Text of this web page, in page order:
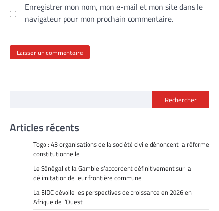
Enregistrer mon nom, mon e-mail et mon site dans le
navigateur pour mon prochain commentaire.
Rechercher
Articles récents
Togo : 43 organisations de la société civile dénoncent la réforme
constitutionnelle
Le Sénégal et la Gambie s’accordent définitivement sur la
délimitation de leur frontière commune
La BIDC dévoile les perspectives de croissance en 2026 en
Afrique de l’Ouest